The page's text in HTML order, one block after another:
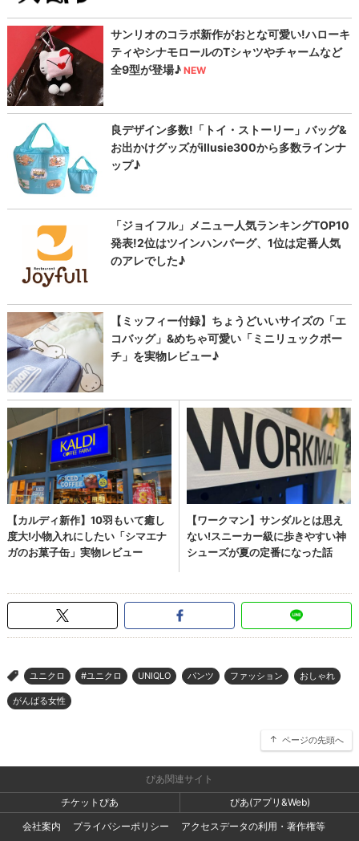
> ユニクロ #ユニクロ UNIQLO パンツ ファッション おしゃれ
がんばる女性
ページの先頭へ
ぴあ関連サイト
チケットぴあ
ぴあ(アプリ&Web)
会社案内
プライバシーポリシー
アクセスデータの利用・著作権等